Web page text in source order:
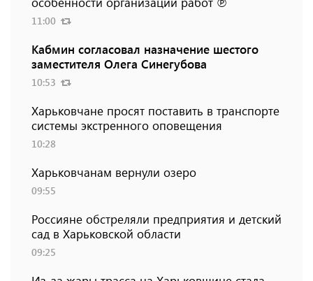
11:00
Кабмин согласовал назначение шестого
заместителя Олега Синегубова
10:53
Харьковчане просят поставить в транспорте
системы экстренного оповещения
10:28
Харьковчанам вернули озеро
09:55
Россияне обстреляли предприятия и детский
сад в Харьковской области
09:25